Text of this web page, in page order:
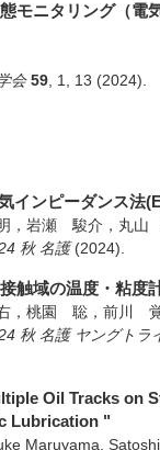
モニタリング（電
会 59 1 13 (2024)
インピーダンス法
，岩瀬 駿介，丸
秋 名護 (2024)
触域の温度・粘度
，桃園 聡，前川
秋 名護 ヤングトラ
Oil Tracks on
Lubrication "
Maruyama,